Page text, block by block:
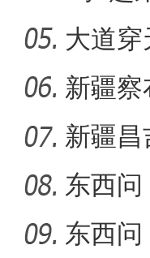
大道
新疆察
新疆昌
东西
局？
东西